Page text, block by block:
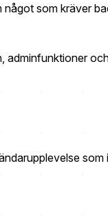
som kräver